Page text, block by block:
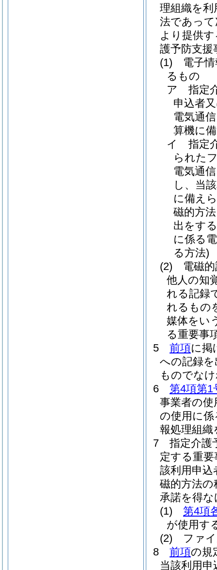
理組織を
法であっ
より提供
護予防支
(1)
電子
るもの
ア
指定
申込者
電気通
算機に
イ
指定
られた
電気通
し、当
に備え
磁的方
出をす
に係る
る方法)
(2)
電磁
他人の知
れる記録
れるもの
媒体をい
る重要事
5
前項に掲
への記録
ものでな
6
第4項第1
事業者の
の使用に
報処理組織
7
指定介護
定する重
該利用申
磁的方法
承諾を得
(1)
第4項
が使用す
(2)
ファ
8
前項の規
当該利用